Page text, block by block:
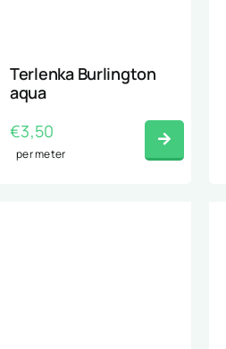
Terlenka Burlington
aqua
€3,50
per meter